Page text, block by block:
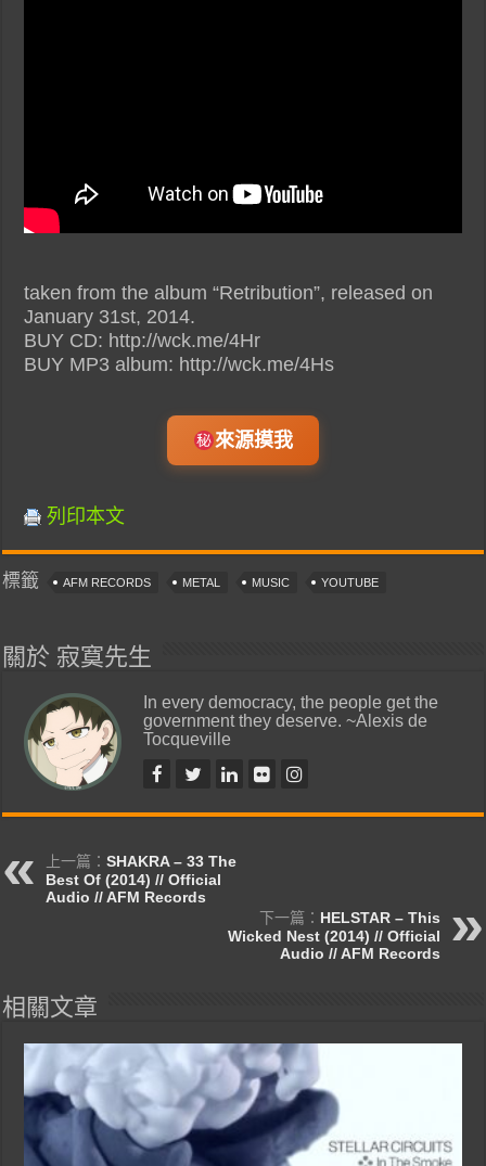
taken from the album “Retribution”, released on
January 31st, 2014.
BUY CD: http://wck.me/4Hr
BUY MP3 album: http://wck.me/4Hs
來源摸我
列印本文
標籤 AFM RECORDS METAL MUSIC YOUTUBE
關於 寂寞先生
In every democracy, the people get the
government they deserve. ~Alexis de
Tocqueville
上一篇：SHAKRA – 33 The
Best Of (2014) // Official
Audio // AFM Records
下一篇： HELSTAR – This
Wicked Nest (2014) // Official
Audio // AFM Records
相關文章